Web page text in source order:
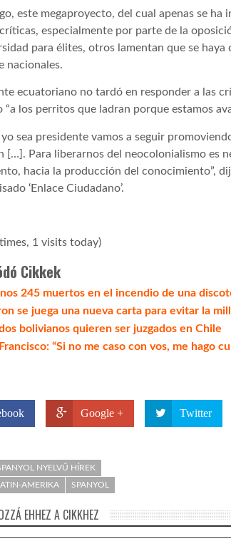
este megaproyecto, del cual apenas se ha
especialmente por parte de la
para élites, otros lamentan que se
nacionales.
ecuatoriano no tardó en responder a las
“a los perritos que ladran porque estamos
sea presidente vamos a seguir
[…]. Para liberarnos del neocolonialismo es
hacia la producción del conocimiento”,
‘Enlace Ciudadano’.
1 visits today)
Cikkek
245 muertos en el incendio de una
se juega una nueva carta para evitar la
bolivianos quieren ser juzgados en Chile
“Si no me caso con vos, me hago
Google + Twitter
NYELVŰ HÍREK
LATIN-AMERIKA SPANYOL
EHHEZ A CIKKHEZ